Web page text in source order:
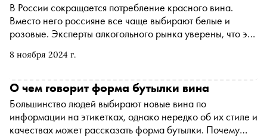
8 ноября 2024 г.
В России сокращается потребление красного вина.
Вместо него россияне все чаще выбирают белые и
розовые. Эксперты алкогольного рынка уверены, что это
здоровому образу жизни и развитием у россиян
О чем говорит форма бутылки вина
Большинство людей выбирают новые вина по
информации на этикетках, однако нередко об их стиле и
качествах может рассказать форма бутылки. Почему